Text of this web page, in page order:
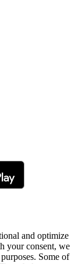
and optimize
your consent, we
Some of